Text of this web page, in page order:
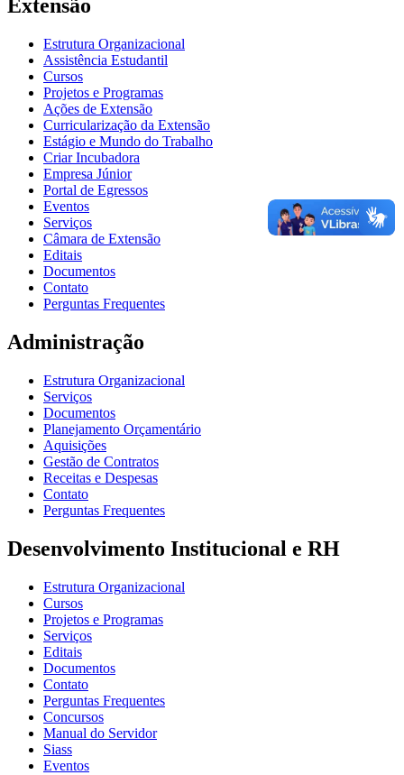
Extensão
Estrutura Organizacional
Assistência Estudantil
Cursos
Projetos e Programas
Ações de Extensão
Curricularização da Extensão
Estágio e Mundo do Trabalho
Criar Incubadora
Empresa Júnior
Portal de Egressos
Eventos
Serviços
Câmara de Extensão
Editais
Documentos
Contato
Perguntas Frequentes
Administração
Estrutura Organizacional
Serviços
Documentos
Planejamento Orçamentário
Aquisições
Gestão de Contratos
Receitas e Despesas
Contato
Perguntas Frequentes
Desenvolvimento Institucional e RH
Estrutura Organizacional
Cursos
Projetos e Programas
Serviços
Editais
Documentos
Contato
Perguntas Frequentes
Concursos
Manual do Servidor
Siass
Eventos